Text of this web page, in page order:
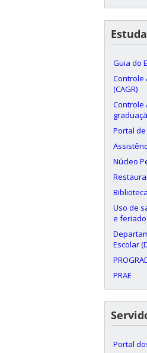
Guia do
Controle
(CAGR)
Controle
Portal
Núcleo
Uso de
e
Escolar
PRAE
Portal